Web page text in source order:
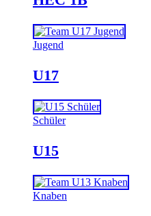
Jugend
U17
Schüler
U15
Knaben